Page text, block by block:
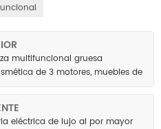
multifuncional gruesa
de 3 motores, muebles de
eléctricas
eléctrica de lujo al por mayor